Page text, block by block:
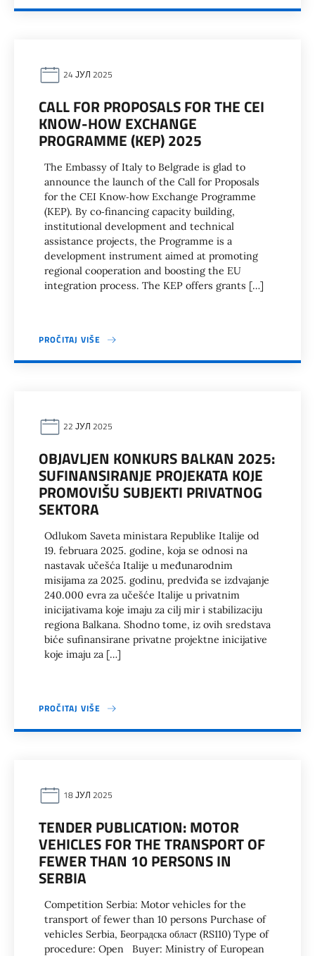
24 ЈУЛ 2025
CALL FOR PROPOSALS FOR THE CEI
KNOW-HOW EXCHANGE
PROGRAMME (KEP) 2025
The Embassy of Italy to Belgrade is glad to
announce the launch of the Call for Proposals
for the CEI Know‐how Exchange Programme
(KEP). By co‐financing capacity building,
institutional development and technical
assistance projects, the Programme is a
development instrument aimed at promoting
regional cooperation and boosting the EU
integration process. The KEP offers grants […]
PROČITAJ VIŠE
22 ЈУЛ 2025
OBJAVLJEN KONKURS BALKAN 2025:
SUFINANSIRANJE PROJEKATA KOJE
PROMOVIŠU SUBJEKTI PRIVATNOG
SEKTORA
Odlukom Saveta ministara Republike Italije od
19. februara 2025. godine, koja se odnosi na
nastavak učešća Italije u međunarodnim
misijama za 2025. godinu, predviđa se izdvajanje
240.000 evra za učešće Italije u privatnim
inicijativama koje imaju za cilj mir i stabilizaciju
regiona Balkana. Shodno tome, iz ovih sredstava
biće sufinansirane privatne projektne inicijative
koje imaju za […]
PROČITAJ VIŠE
18 ЈУЛ 2025
TENDER PUBLICATION: MOTOR
VEHICLES FOR THE TRANSPORT OF
FEWER THAN 10 PERSONS IN
SERBIA
Competition Serbia: Motor vehicles for the
transport of fewer than 10 persons Purchase of
vehicles Serbia, Београдска област (RS110) Type of
procedure: Open Buyer: Ministry of European